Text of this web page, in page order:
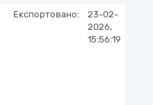
Експортовано:
23-02-
2026,
15:56:19